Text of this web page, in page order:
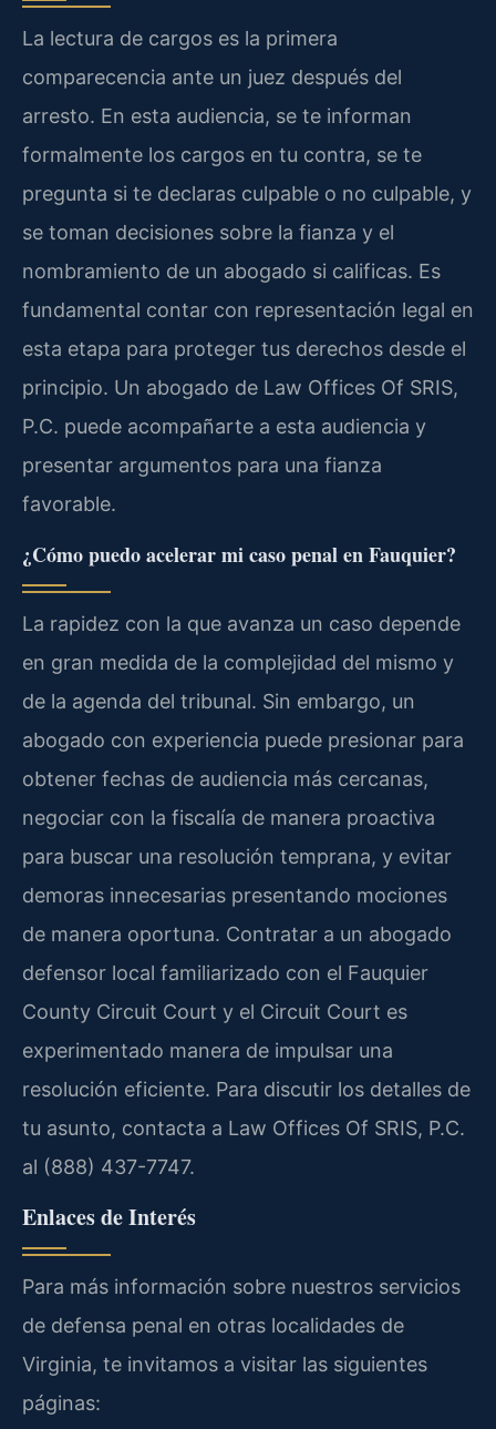
La lectura de cargos es la primera
comparecencia ante un juez después del
arresto. En esta audiencia, se te informan
formalmente los cargos en tu contra, se te
pregunta si te declaras culpable o no culpable, y
se toman decisiones sobre la fianza y el
nombramiento de un abogado si calificas. Es
fundamental contar con representación legal en
esta etapa para proteger tus derechos desde el
principio. Un abogado de Law Offices Of SRIS,
P.C. puede acompañarte a esta audiencia y
presentar argumentos para una fianza
favorable.
¿Cómo puedo acelerar mi caso penal en Fauquier?
La rapidez con la que avanza un caso depende
en gran medida de la complejidad del mismo y
de la agenda del tribunal. Sin embargo, un
abogado con experiencia puede presionar para
obtener fechas de audiencia más cercanas,
negociar con la fiscalía de manera proactiva
para buscar una resolución temprana, y evitar
demoras innecesarias presentando mociones
de manera oportuna. Contratar a un abogado
defensor local familiarizado con el Fauquier
County Circuit Court y el Circuit Court es
experimentado manera de impulsar una
resolución eficiente. Para discutir los detalles de
tu asunto, contacta a Law Offices Of SRIS, P.C.
al (888) 437-7747.
Enlaces de Interés
Para más información sobre nuestros servicios
de defensa penal en otras localidades de
Virginia, te invitamos a visitar las siguientes
páginas: